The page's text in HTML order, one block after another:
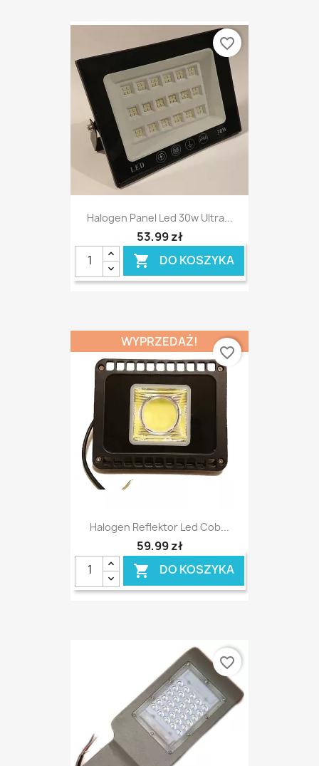
Halogen Panel Led 30w Ultra...
53,99 zł
 DO KOSZYKA
favorite_border
Halogen Reflektor Led Cob...
59,99 zł
 DO KOSZYKA
WYPRZEDAŻ!
favorite_border
favorite_border